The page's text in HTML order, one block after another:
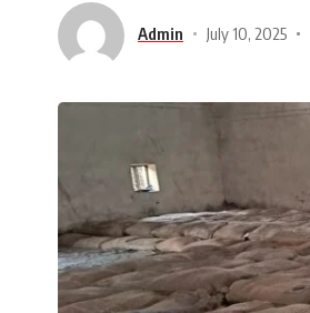
Admin July 10, 2025